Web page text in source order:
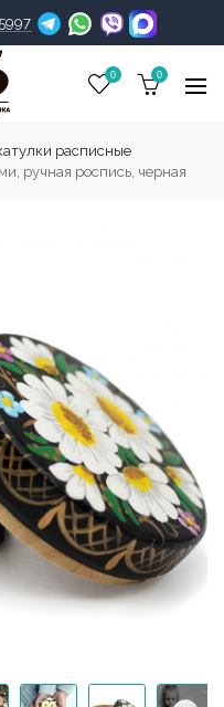
0 0
расписные
ручная роспись, черная